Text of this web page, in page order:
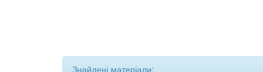
Знайдені матеріали: